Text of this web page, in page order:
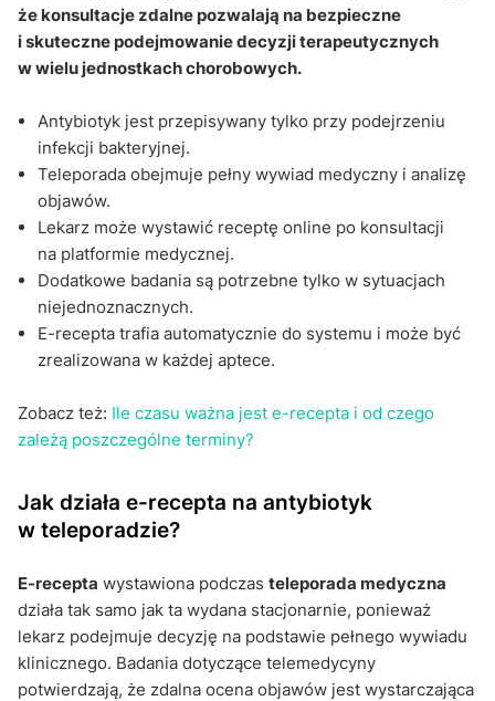
że konsultacje zdalne pozwalają na bezpieczne
i skuteczne podejmowanie decyzji terapeutycznych
w wielu jednostkach chorobowych.
Antybiotyk jest przepisywany tylko przy podejrzeniu
infekcji bakteryjnej.
Teleporada obejmuje pełny wywiad medyczny i analizę
objawów.
Lekarz może wystawić receptę online po konsultacji
na platformie medycznej.
Dodatkowe badania są potrzebne tylko w sytuacjach
niejednoznacznych.
E-recepta trafia automatycznie do systemu i może być
zrealizowana w każdej aptece.
Zobacz też: Ile czasu ważna jest e-recepta i od czego
zależą poszczególne terminy?
Jak działa e-recepta na antybiotyk
w teleporadzie?
E-recepta wystawiona podczas teleporada medyczna
działa tak samo jak ta wydana stacjonarnie, ponieważ
lekarz podejmuje decyzję na podstawie pełnego wywiadu
klinicznego. Badania dotyczące telemedycyny
potwierdzają, że zdalna ocena objawów jest wystarczająca